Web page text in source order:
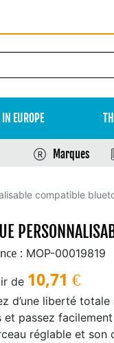
EUROPE
Marques
compatible
: MOP-00019819
de 10,71 €
d’une liberté
et passez
réglable et son